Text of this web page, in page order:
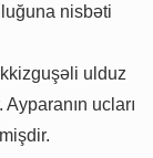
nisbəti
ulduz
ucları